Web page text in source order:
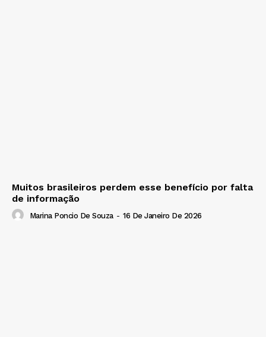
Muitos brasileiros perdem esse benefício por falta
de informação
Marina Poncio De Souza - 16 De Janeiro De 2026